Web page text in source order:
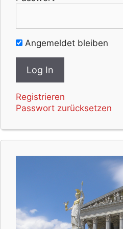
Angemeldet bleiben
Registrieren
Passwort zurücksetzen